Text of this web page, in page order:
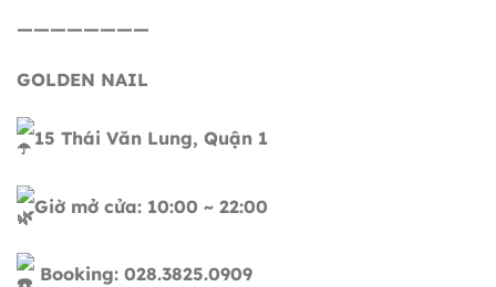
————————
GOLDEN NAIL
15 Thái Văn Lung, Quận 1
Giờ mở cửa: 10:00 ~ 22:00
Booking: 028.3825.0909